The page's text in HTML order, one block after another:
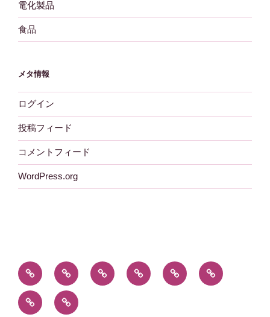
電化製品
食品
メタ情報
ログイン
投稿フィード
コメントフィード
WordPress.org
暮
ら
し
片
付
け
教
育
東
京
食
品
電
化
キ
ャ
子
育